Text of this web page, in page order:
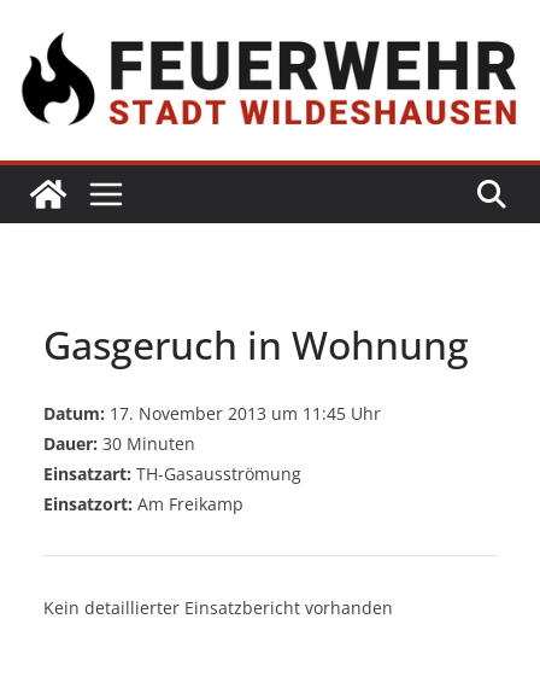
Gasgeruch in Wohnung
Datum: 17. November 2013 um 11:45 Uhr
Dauer: 30 Minuten
Einsatzart: TH-Gasausströmung
Einsatzort: Am Freikamp
Kein detaillierter Einsatzbericht vorhanden